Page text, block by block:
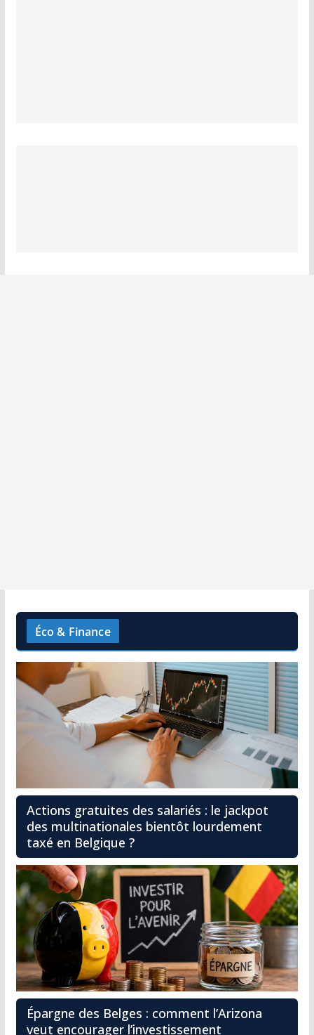
Éco & Finance
Actions gratuites des salariés : le jackpot
des multinationales bientôt lourdement
taxé en Belgique ?
Épargne des Belges : comment l’Arizona
veut encourager l’investissement